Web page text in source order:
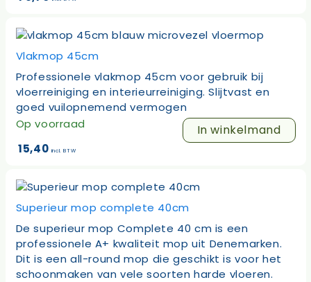
Vlakmop 45cm
Professionele vlakmop 45cm voor gebruik bij
vloerreiniging en interieurreiniging. Slijtvast en
goed vuilopnemend vermogen
Op voorraad
In winkelmand
15,40 incl. BTW
Superieur mop complete 40cm
De superieur mop Complete 40 cm is een
professionele A+ kwaliteit mop uit Denemarken.
Dit is een all-round mop die geschikt is voor het
schoonmaken van vele soorten harde vloeren.